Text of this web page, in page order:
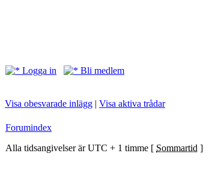
Logga in
Bli medlem
Visa obesvarade inlägg | Visa aktiva trådar
Forumindex
Alla tidsangivelser är UTC + 1 timme [ Sommartid ]